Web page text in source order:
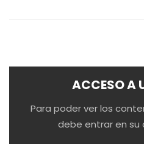
ACCESO A
Para poder ver los
debe entrar en su